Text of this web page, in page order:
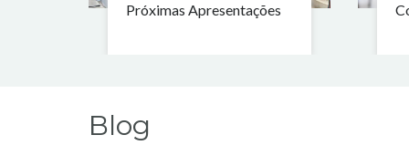
Próximas Apresentações
Blog